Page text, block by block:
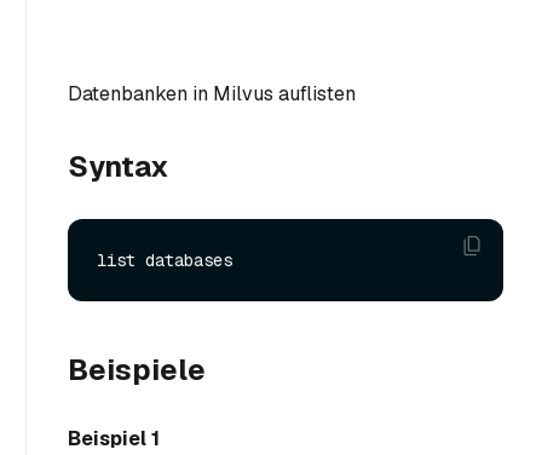
Datenbanken in Milvus auflisten
Syntax
Beispiele
Beispiel 1